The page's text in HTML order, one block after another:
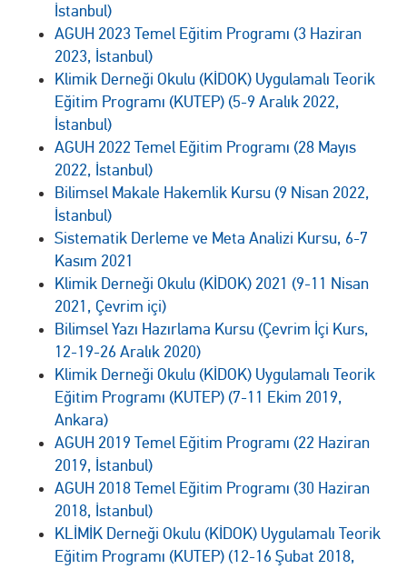
İstanbul)
AGUH 2023 Temel Eğitim Programı (3 Haziran
2023, İstanbul)
Klimik Derneği Okulu (KİDOK) Uygulamalı Teorik
Eğitim Programı (KUTEP) (5-9 Aralık 2022,
İstanbul)
AGUH 2022 Temel Eğitim Programı (28 Mayıs
2022, İstanbul)
Bilimsel Makale Hakemlik Kursu (9 Nisan 2022,
İstanbul)
Sistematik Derleme ve Meta Analizi Kursu, 6-7
Kasım 2021
Klimik Derneği Okulu (KİDOK) 2021 (9-11 Nisan
2021, Çevrim içi)
Bilimsel Yazı Hazırlama Kursu (Çevrim İçi Kurs,
12-19-26 Aralık 2020)
Klimik Derneği Okulu (KİDOK) Uygulamalı Teorik
Eğitim Programı (KUTEP) (7-11 Ekim 2019,
Ankara)
AGUH 2019 Temel Eğitim Programı (22 Haziran
2019, İstanbul)
AGUH 2018 Temel Eğitim Programı (30 Haziran
2018, İstanbul)
KLİMİK Derneği Okulu (KİDOK) Uygulamalı Teorik
Eğitim Programı (KUTEP) (12-16 Şubat 2018,